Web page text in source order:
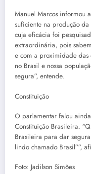
Manuel Marcos informou
suficiente na produção
cuja eficácia foi
extraordinária, pois
e com a proximidade
no Brasil e nossa
segura”, entende.
Constituição
O parlamentar falou
Constituição Brasileira.
Brasileira para dar
lindo chamado Brasil””,
Foto: Jadilson Simões